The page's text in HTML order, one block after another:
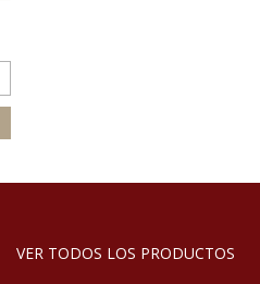
VER TODOS LOS PRODUCTOS